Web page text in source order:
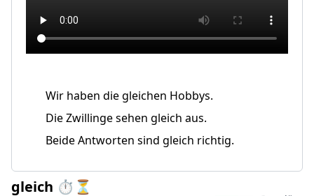
Wir haben die gleichen Hobbys.
Die Zwillinge sehen gleich aus.
Beide Antworten sind gleich richtig.
gleich ⏱️⏳